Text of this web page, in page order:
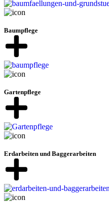
Baumpflege
Gartenpflege
Erdarbeiten und Baggerarbeiten